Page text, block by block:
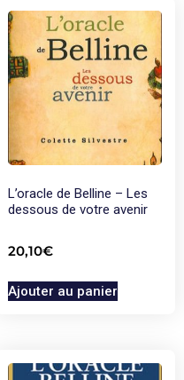
L’oracle de Belline – Les
dessous de votre avenir
20,10€
Ajouter au panier